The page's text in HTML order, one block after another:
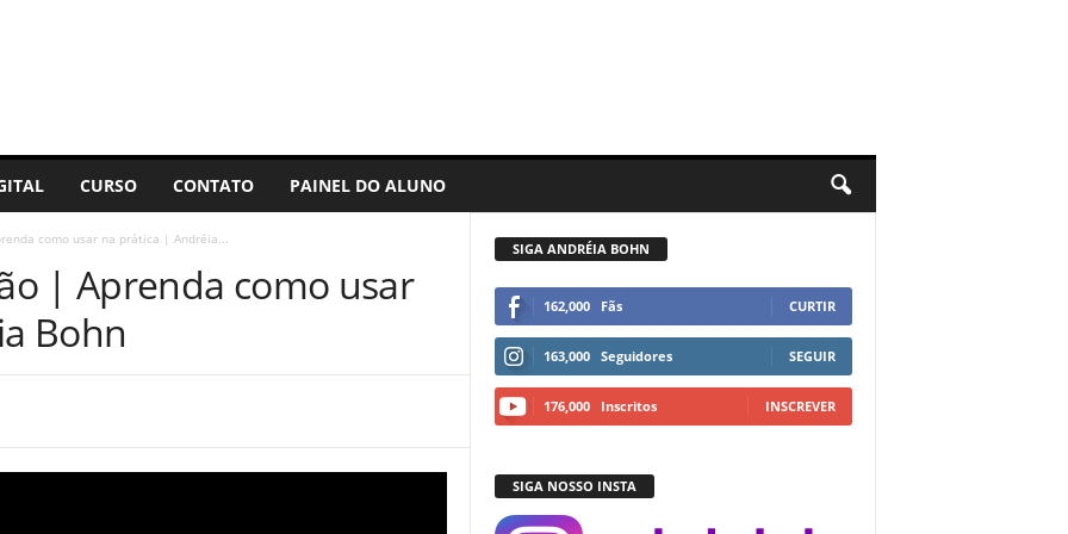
CURSO CONTATO PAINEL DO ALUNO
como usar na prática | Andréia...
| Aprenda como usar
Bohn
SIGA ANDRÉIA BOHN
162,000 Fãs CURTIR
163,000 Seguidores SEGUIR
176,000 Inscritos INSCREVER
SIGA NOSSO INSTA